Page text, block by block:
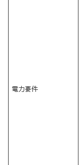
電力要件